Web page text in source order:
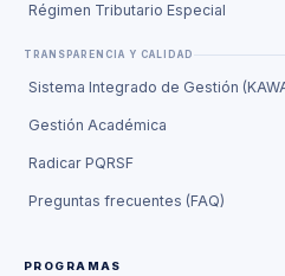
Régimen Tributario Especial
TRANSPARENCIA Y CALIDAD
Sistema Integrado de Gestión
Gestión Académica
Radicar PQRSF
Preguntas frecuentes (FAQ)
PROGRAMAS